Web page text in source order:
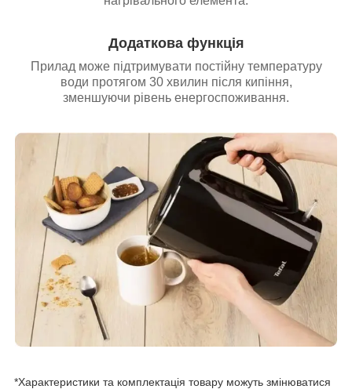
Додаткова функція
Прилад може підтримувати постійну температуру
води протягом 30 хвилин після кипіння,
зменшуючи рівень енергоспоживання.
*Характеристики та комплектація товару можуть змінюватися